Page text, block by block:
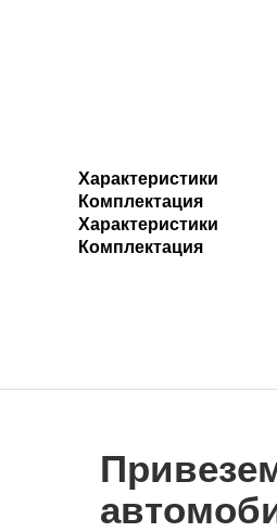
Характеристики
Комплектация
Характеристики
Комплектация